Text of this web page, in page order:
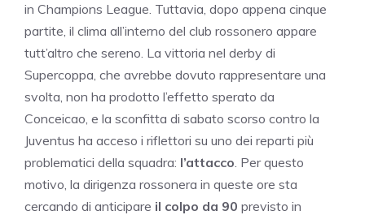
in Champions League. Tuttavia, dopo appena cinque
partite, il clima all’interno del club rossonero appare
tutt’altro che sereno. La vittoria nel derby di
Supercoppa, che avrebbe dovuto rappresentare una
svolta, non ha prodotto l’effetto sperato da
Conceicao, e la sconfitta di sabato scorso contro la
Juventus ha acceso i riflettori su uno dei reparti più
problematici della squadra: l’attacco . Per questo
motivo, la dirigenza rossonera in queste ore sta
cercando di anticipare il colpo da 90 previsto in